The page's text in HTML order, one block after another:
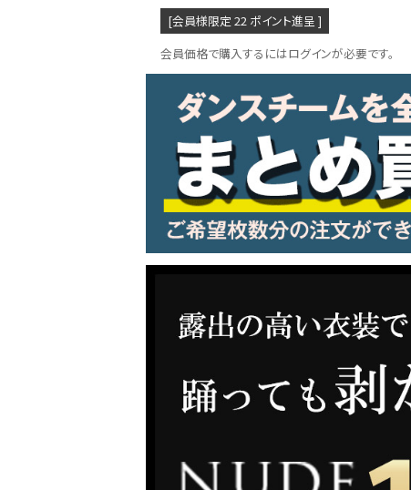
同一商品まとめ買いキャンペーン
[会員様限定 22 ポイント進呈 ]
会員価格で購入するにはログインが必要です。